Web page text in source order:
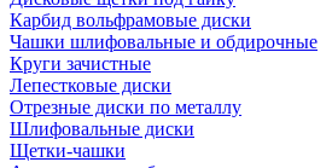
Карбид вольфрамовые диски
Чашки шлифовальные и обдирочные
Круги зачистные
Лепестковые диски
Отрезные диски по металлу
Шлифовальные диски
Щетки-чашки